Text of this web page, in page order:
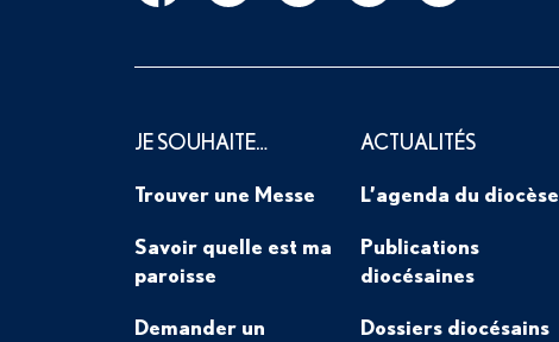
JE SOUHAITE…
Trouver une Messe
Savoir quelle est ma
paroisse
Demander un
ACTUALITÉS
L’agenda du diocèse
Publications
diocésaines
Dossiers diocésains